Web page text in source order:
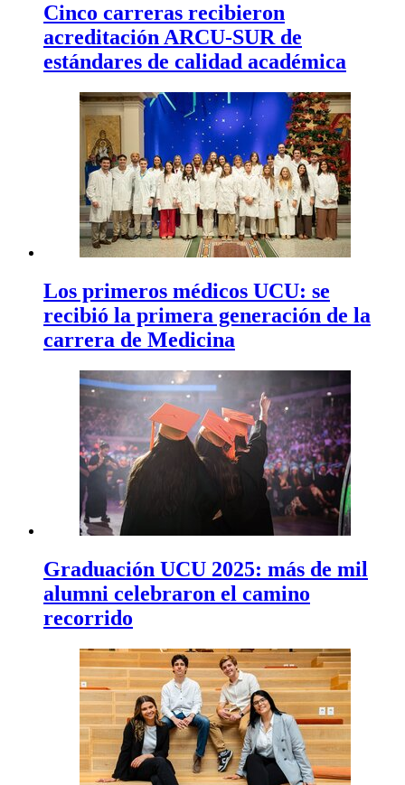
Cinco carreras recibieron
acreditación ARCU-SUR de
estándares de calidad académica
Los primeros médicos UCU: se
recibió la primera generación de la
carrera de Medicina
Graduación UCU 2025: más de mil
alumni celebraron el camino
recorrido